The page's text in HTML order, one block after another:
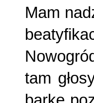
Mam
tam